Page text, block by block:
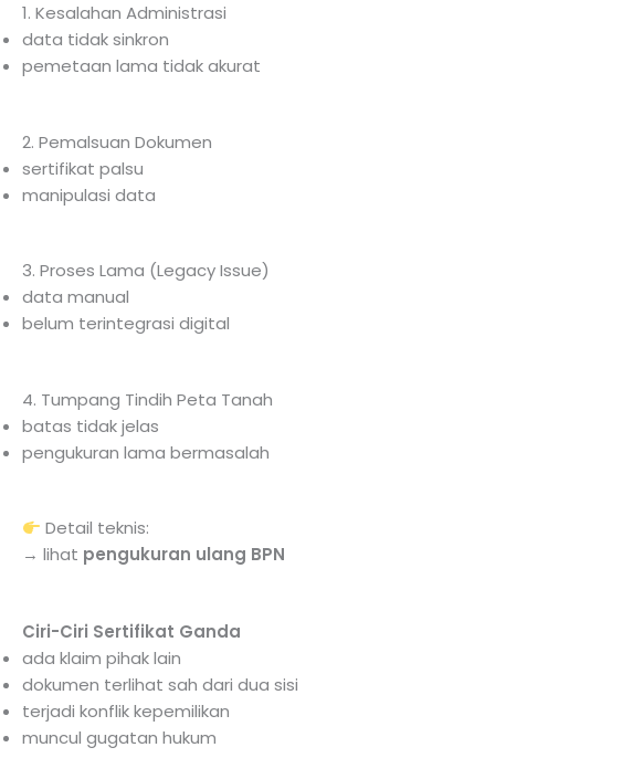
1. Kesalahan Administrasi
data tidak sinkron
pemetaan lama tidak akurat
2. Pemalsuan Dokumen
sertifikat palsu
manipulasi data
3. Proses Lama (Legacy Issue)
data manual
belum terintegrasi digital
4. Tumpang Tindih Peta Tanah
batas tidak jelas
pengukuran lama bermasalah
Detail teknis:
→ lihat pengukuran ulang BPN
Ciri-Ciri Sertifikat Ganda
ada klaim pihak lain
dokumen terlihat sah dari dua sisi
terjadi konflik kepemilikan
muncul gugatan hukum